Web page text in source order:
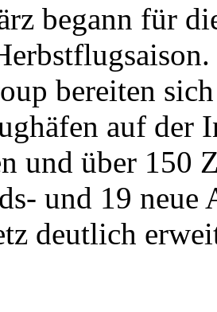
begann für
bereiten
auf der
und über 150
und 19 neue
deutlich